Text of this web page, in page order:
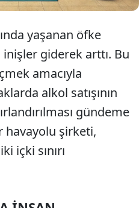
yaşanan öfke
giderek arttı. Bu
amacıyla
alkol satışının
gündeme
havayolu şirketi,
içki sınırı